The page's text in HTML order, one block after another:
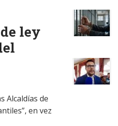
ley
Alcaldías de
en vez